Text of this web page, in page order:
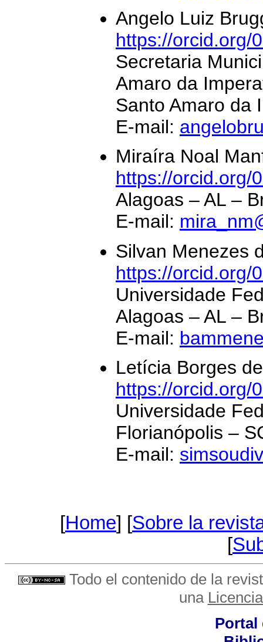
Angelo Luiz
https://orcid.org/
Secretaria
Amaro da
Santo Amaro da
E-mail:
Miraíra Noal
https://orcid.org/
Alagoas – AL –
E-mail:
Silvan Menezes
https://orcid.org/
Universidade
Alagoas – AL –
E-mail:
Letícia Borges
https://orcid.org/
Universidade
Florianópolis –
E-mail:
[Home] [Sobre la
[
Todo el contenido de la
una
Portal